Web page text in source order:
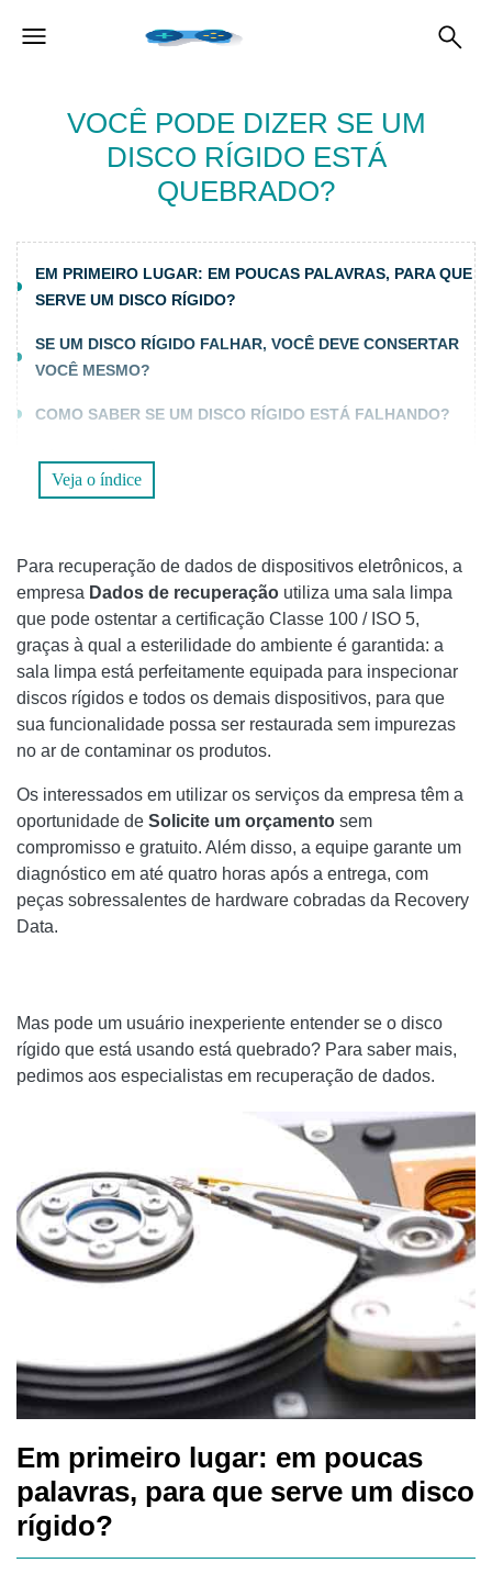
VOCÊ PODE DIZER SE UM
DISCO RÍGIDO ESTÁ
QUEBRADO?
EM PRIMEIRO LUGAR: EM POUCAS PALAVRAS, PARA QUE
SERVE UM DISCO RÍGIDO?
SE UM DISCO RÍGIDO FALHAR, VOCÊ DEVE CONSERTAR
VOCÊ MESMO?
COMO SABER SE UM DISCO RÍGIDO ESTÁ FALHANDO?
SÓ OS RUÍDOS NOS PERMITEM ENTENDER OS
PROBLEMAS DE UM DISCO RÍGIDO?
Veja o índice
Para recuperação de dados de dispositivos eletrônicos, a
empresa Dados de recuperação utiliza uma sala limpa
que pode ostentar a certificação Classe 100 / ISO 5,
graças à qual a esterilidade do ambiente é garantida: a
sala limpa está perfeitamente equipada para inspecionar
discos rígidos e todos os demais dispositivos, para que
sua funcionalidade possa ser restaurada sem impurezas
no ar de contaminar os produtos.
Os interessados ​​em utilizar os serviços da empresa têm a
oportunidade de Solicite um orçamento sem
compromisso e gratuito. Além disso, a equipe garante um
diagnóstico em até quatro horas após a entrega, com
peças sobressalentes de hardware cobradas da Recovery
Data.
Mas pode um usuário inexperiente entender se o disco
rígido que está usando está quebrado? Para saber mais,
pedimos aos especialistas em recuperação de dados.
Em primeiro lugar: em poucas
palavras, para que serve um disco
rígido?